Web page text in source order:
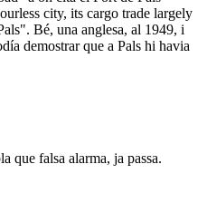
city, its cargo trade largely
Bé, una anglesa, al 1949, i
demostrar que a Pals hi havia
que falsa alarma, ja passa.